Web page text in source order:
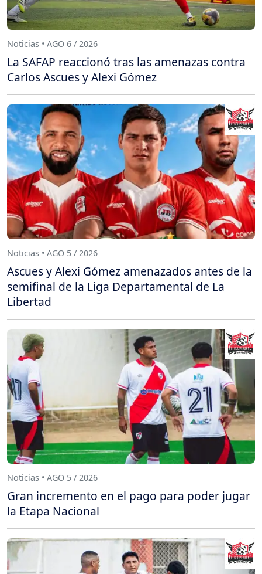
Noticias • AGO 6 / 2026
La SAFAP reaccionó tras las amenazas contra
Carlos Ascues y Alexi Gómez
Noticias • AGO 5 / 2026
Ascues y Alexi Gómez amenazados antes de la
semifinal de la Liga Departamental de La
Libertad
Noticias • AGO 5 / 2026
Gran incremento en el pago para poder jugar
la Etapa Nacional